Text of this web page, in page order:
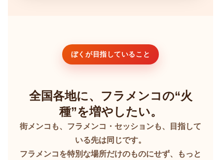
ぼくが目指していること
全国各地に、フラメンコの“火
種”を増やしたい。
街メンコも、フラメンコ・セッションも、目指して
いる先は同じです。
フラメンコを特別な場所だけのものにせず、もっと